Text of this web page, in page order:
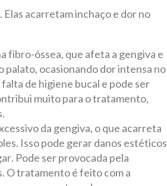
acarretam inchaço e dor no
fibro-óssea, que afeta a gengiva e
palato, ocasionando dor intensa no
de higiene bucal e pode ser
muito para o tratamento,
da gengiva, o que acarreta
Isso pode gerar danos estéticos
Pode ser provocada pela
O tratamento é feito com a